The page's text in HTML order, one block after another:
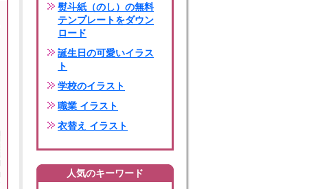
熨斗紙（のし）の無料
テンプレートをダウン
ロード
誕生日の可愛いイラス
ト
学校のイラスト
職業 イラスト
衣替え イラスト
人気のキーワード